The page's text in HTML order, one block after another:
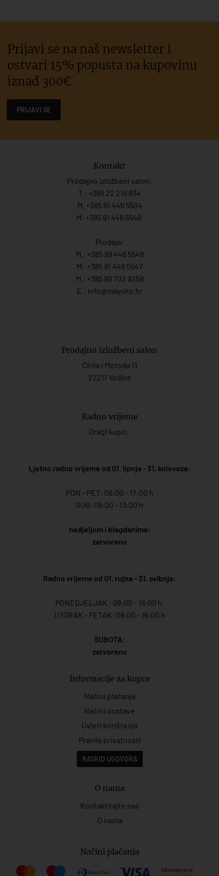
Prijavi se na naš newsletter i
ostvari 15% popusta na kupovinu
iznad 300€
PRIJAVI SE
Kontakt
Prodajno izložbeni salon:
T.: +385 22 216 634
M. +385 91 446 5504
M: +385 91 446 5548
Prodaja:
M.: +385 99 446 5548
M: +385 91 446 5547
M.: +385 99 702 8258
E.: info@mayoko. hr
Prodajno izložbeni salon
Ćirila i Metoda 11
22211 Vodice
Radno vrijeme
Dragi kupci,
Ljetno radno vrijeme od 01. lipnja - 31. kolovoza:
PON - PET: 08:00 - 17:00 h
SUB: 08:00 - 13:00 h
nedjeljom i blagdanima:
zatvoreno
Radno vrijeme od 01. rujna - 31. svibnja:
PONEDJELJAK : 08:00 - 18:00 h
UTORAK - PETAK: 08:00 - 16:00 h
SUBOTA:
zatvoreno
Informacije za kupce
Načini plaćanja
Načini dostave
Uvjeti korištenja
Pravila privatnosti
RASKID UGOVORA
O nama
Kontaktirajte nas
O nama
Načini plaćanja